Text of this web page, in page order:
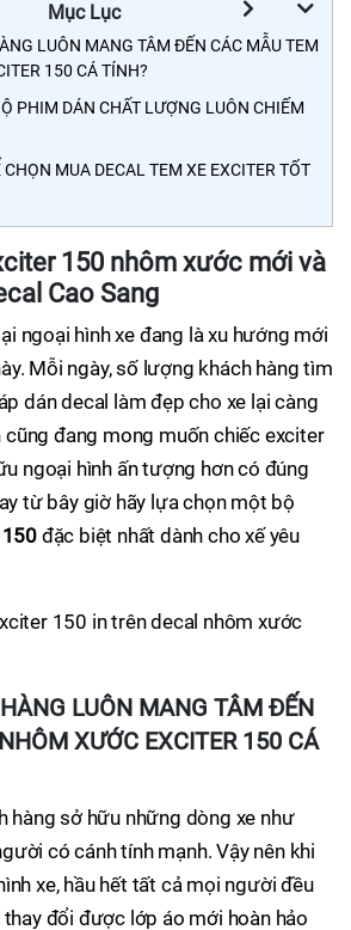
Mục Lục
LUÔN MANG TÂM ĐẾN CÁC MẪU TEM
150 CÁ TÍNH?
PHIM DÁN CHẤT LƯỢNG LUÔN CHIẾM
MUA DECAL TEM XE EXCITER TỐT
150 nhôm xước mới và
Cao Sang
ngoại hình xe đang là xu hướng mới
Mỗi ngày, số lượng khách hàng tìm
dán decal làm đẹp cho xe lại càng
cũng đang mong muốn chiếc exciter
ngoại hình ấn tượng hơn có đúng
từ bây giờ hãy lựa chọn một bộ
đặc biệt nhất dành cho xế yêu
LUÔN MANG TÂM ĐẾN
XƯỚC EXCITER 150 CÁ
hàng sở hữu những dòng xe như
có cánh tính mạnh. Vậy nên khi
xe, hầu hết tất cả mọi người đều
đổi được lớp áo mới hoàn hảo